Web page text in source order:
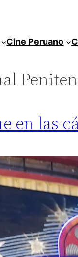
Cine Peruano
en las